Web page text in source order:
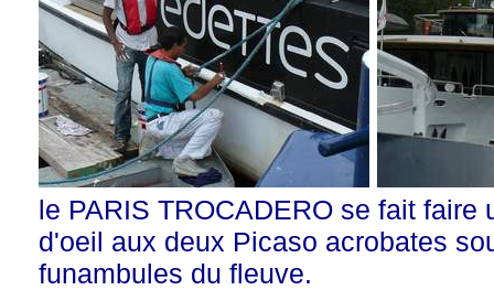
le PARIS TROCADERO se fait faire
d'oeil aux deux Picaso acrobates
funambules du fleuve.